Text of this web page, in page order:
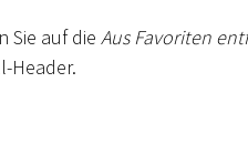
Sie auf die Aus Favoriten
Header.